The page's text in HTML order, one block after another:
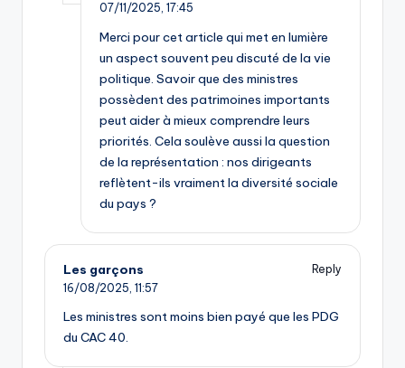
07/11/2025, 17:45
Merci pour cet article qui met en lumière
un aspect souvent peu discuté de la vie
politique. Savoir que des ministres
possèdent des patrimoines importants
peut aider à mieux comprendre leurs
priorités. Cela soulève aussi la question
de la représentation : nos dirigeants
reflètent-ils vraiment la diversité sociale
du pays ?
Les garçons
Reply
16/08/2025, 11:57
Les ministres sont moins bien payé que les PDG
du CAC 40.